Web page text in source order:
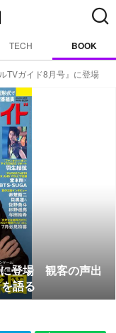
TECH BOOK
TVガイド8月号』に登場
登場 観客の声出
語る